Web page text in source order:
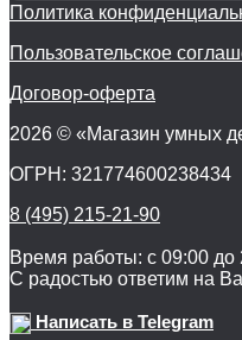
Политика
Пользовательское
Договор-оферта
2026 © «Магазин умных
ОГРН: 321774600238434
8 (495) 215-21-90
Время работы: с 09:00 до
С радостью ответим на
Написать в Telegram